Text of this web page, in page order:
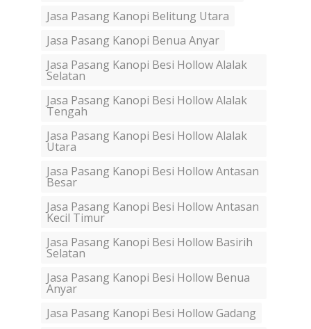
Jasa Pasang Kanopi Belitung Utara
Jasa Pasang Kanopi Benua Anyar
Jasa Pasang Kanopi Besi Hollow Alalak
Selatan
Jasa Pasang Kanopi Besi Hollow Alalak
Tengah
Jasa Pasang Kanopi Besi Hollow Alalak
Utara
Jasa Pasang Kanopi Besi Hollow Antasan
Besar
Jasa Pasang Kanopi Besi Hollow Antasan
Kecil Timur
Jasa Pasang Kanopi Besi Hollow Basirih
Selatan
Jasa Pasang Kanopi Besi Hollow Benua
Anyar
Jasa Pasang Kanopi Besi Hollow Gadang